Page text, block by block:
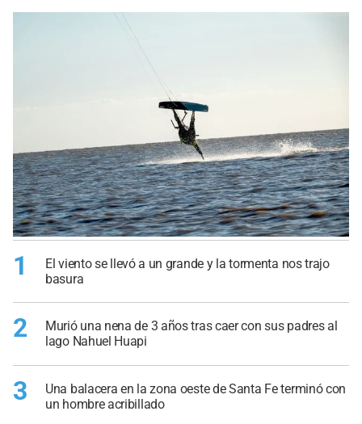
1
El viento se llevó a un grande y la tormenta nos trajo
basura
2
Murió una nena de 3 años tras caer con sus padres al
lago Nahuel Huapi
3
Una balacera en la zona oeste de Santa Fe terminó con
un hombre acribillado